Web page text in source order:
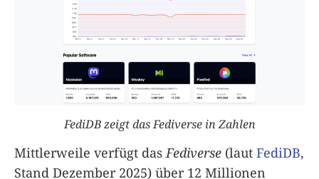
FediDB zeigt das Fediverse in Zahlen
Mittlerweile verfügt das Fediverse (laut FediDB,
Stand Dezember 2025) über 12 Millionen